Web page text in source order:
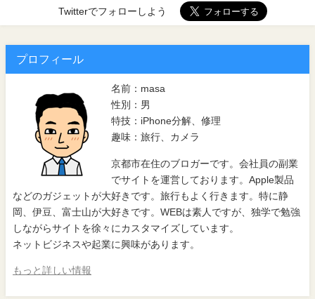
Twitterでフォローしよう
プロフィール
名前：masa
性別：男
特技：iPhone分解、修理
趣味：旅行、カメラ
京都市在住のブロガーです。会社員の副業
でサイトを運営しております。Apple製品
などのガジェットが大好きです。旅行もよく行きます。特に静
岡、伊豆、富士山が大好きです。WEBは素人ですが、独学で勉強
しながらサイトを徐々にカスタマイズしています。
ネットビジネスや起業に興味があります。
もっと詳しい情報